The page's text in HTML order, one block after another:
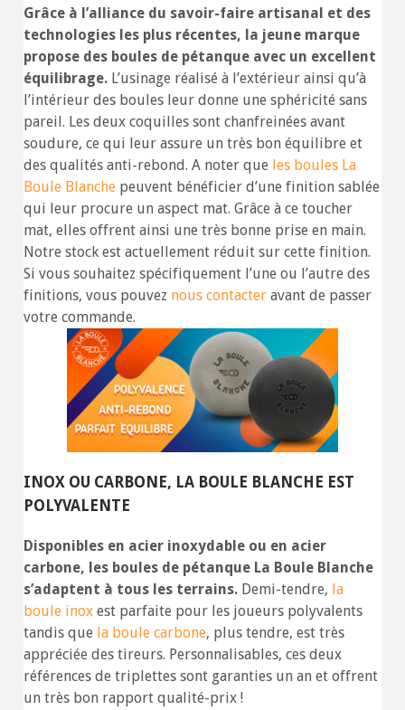
Grâce à l’alliance du savoir-faire artisanal et des
technologies les plus récentes, la jeune marque
propose des boules de pétanque avec un excellent
équilibrage. L’usinage réalisé à l’extérieur ainsi qu’à
l’intérieur des boules leur donne une sphéricité sans
pareil. Les deux coquilles sont chanfreinées avant
soudure, ce qui leur assure un très bon équilibre et
des qualités anti-rebond. A noter que les boules La
Boule Blanche peuvent bénéficier d’une finition sablée
qui leur procure un aspect mat. Grâce à ce toucher
mat, elles offrent ainsi une très bonne prise en main.
Notre stock est actuellement réduit sur cette finition.
Si vous souhaitez spécifiquement l’une ou l’autre des
finitions, vous pouvez nous contacter avant de passer
votre commande.
INOX OU CARBONE, LA BOULE BLANCHE EST
POLYVALENTE
Disponibles en acier inoxydable ou en acier
carbone, les boules de pétanque La Boule Blanche
s’adaptent à tous les terrains. Demi-tendre, la
boule inox est parfaite pour les joueurs polyvalents
tandis que la boule carbone, plus tendre, est très
appréciée des tireurs. Personnalisables, ces deux
références de triplettes sont garanties un an et offrent
un très bon rapport qualité-prix !